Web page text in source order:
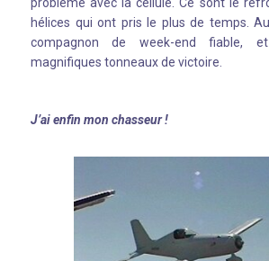
problème avec la cellule. Ce sont le
hélices qui ont pris le plus de temps.
compagnon de week-end fiable,
magnifiques tonneaux de victoire.
J’ai enfin mon chasseur !